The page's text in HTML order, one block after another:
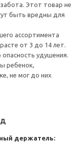
Этот товар не
быть вредны для
ассортимента
от 3 до 14 лет.
удушения.
ребенок,
не мог до них
держатель: